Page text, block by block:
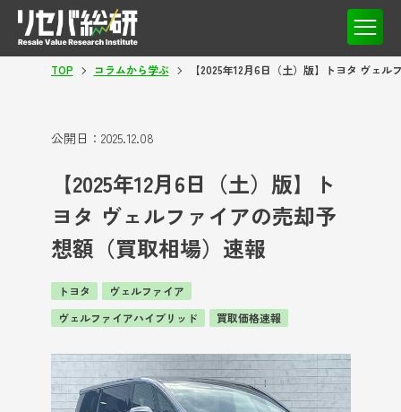
TOP コラムから学ぶ 【2025年12月6日（土）版】トヨタ ヴェ
公開日： 2025.12.08
【2025年12月6日（土）版】ト
ヨタ ヴェルファイアの売却予
想額（買取相場）速報
トヨタ
ヴェルファイア
ヴェルファイアハイブリッド
買取価格速報